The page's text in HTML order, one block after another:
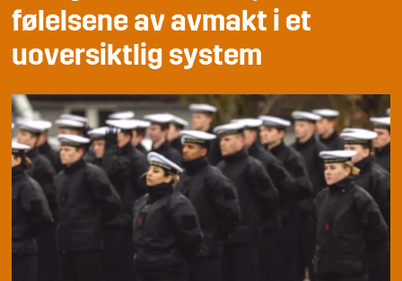
følelsene av avmakt i et
uoversiktlig system